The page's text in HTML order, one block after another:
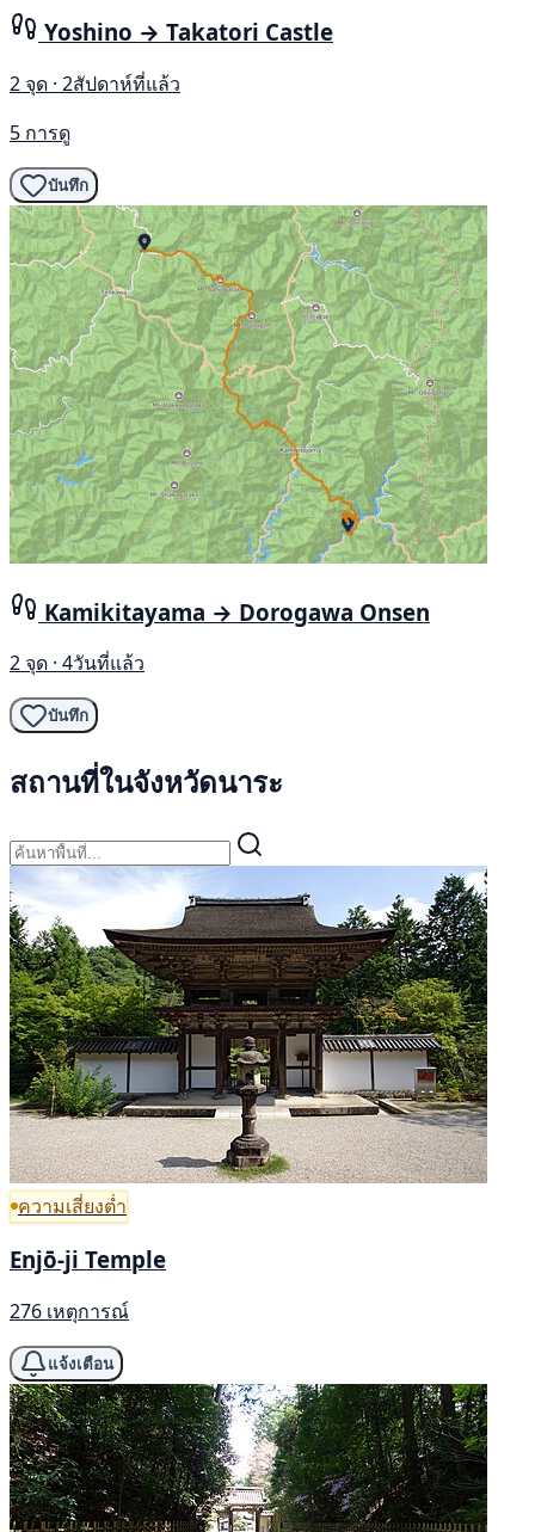
Yoshino → Takatori Castle
2 จุด · 2สัปดาห์ที่แล้ว
5 การดู
บันทึก
Kamikitayama → Dorogawa Onsen
2 จุด · 4วันที่แล้ว
บันทึก
สถานที่ในจังหวัดนาระ
ความเสี่ยงต่ำ
Enjō-ji Temple
276 เหตุการณ์
แจ้งเตือน